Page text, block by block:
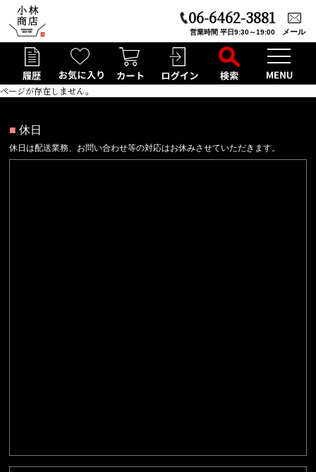
メール
06-6462-3881
営業時間 平日9:30～19:00
ページが存在しません。
■ 休日
休日は配送業務、お問い合わせ等の対応はお休みさせていただきます。